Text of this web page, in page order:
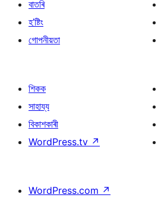
বাতৰি
হ’ষ্টিং
গোপনীয়তা
শিকক
সাহায্য
বিকাশকাৰী
WordPress.tv ↗
WordPress.com ↗